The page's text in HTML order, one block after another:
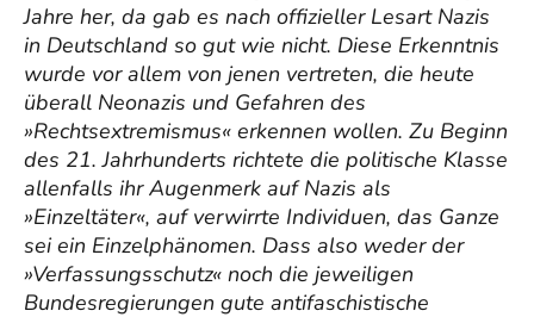
Jahre her, da gab es nach offizieller Lesart Nazis
in Deutschland so gut wie nicht. Diese Erkenntnis
wurde vor allem von jenen vertreten, die heute
überall Neonazis und Gefahren des
»Rechtsextremismus« erkennen wollen. Zu Beginn
des 21. Jahrhunderts richtete die politische Klasse
allenfalls ihr Augenmerk auf Nazis als
»Einzeltäter«, auf verwirrte Individuen, das Ganze
sei ein Einzelphänomen. Dass also weder der
»Verfassungsschutz« noch die jeweiligen
Bundesregierungen gute antifaschistische